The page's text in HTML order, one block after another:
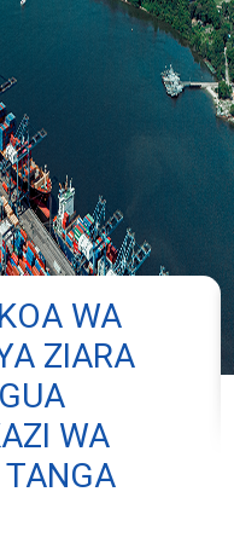
WA
ZIARA
WA
TANGA